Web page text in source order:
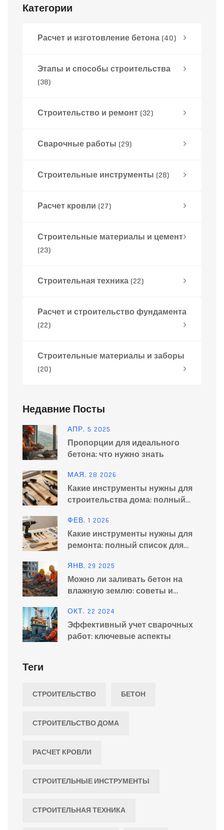
Категории
Расчет и изготовление бетона (40)
Этапы и способы строительства
(38)
Строительство и ремонт (32)
Сварочные работы (29)
Строительные инструменты (28)
Расчет кровли (27)
Строительные материалы и цемент
(23)
Строительная техника (22)
Расчет и строительство фундамента
(22)
Строительные материалы и заборы
(20)
Недавние Посты
АПР, 5 2025
Пропорции для идеального
бетона: что нужно знать
МАЯ, 28 2026
Какие инструменты нужны для
строительства дома: полный
ФЕВ, 1 2026
Какие инструменты нужны для
ремонта: полный список для
ЯНВ, 29 2025
Можно ли заливать бетон на
влажную землю: советы и
ОКТ, 22 2024
Эффективный учет сварочных
работ: ключевые аспекты
Теги
СТРОИТЕЛЬСТВО БЕТОН
СТРОИТЕЛЬСТВО ДОМА
РАСЧЕТ КРОВЛИ
СТРОИТЕЛЬНЫЕ ИНСТРУМЕНТЫ
СТРОИТЕЛЬНАЯ ТЕХНИКА